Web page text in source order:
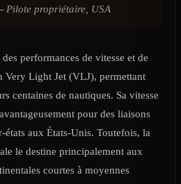
Pilote propriétaire, USA
performances de vitesse et de
Very Light Jet (VLJ), permettant
centaines de nautiques. Sa vitesse
pour des liaisons
états aux États-Unis. Toutefois, la
le destine principalement aux
courtes à moyennes